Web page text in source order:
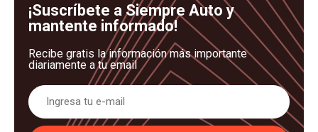
¡Suscríbete a Siempre Auto y
mantente informado!
Recibe gratis la información más importante
diariamente a tu email